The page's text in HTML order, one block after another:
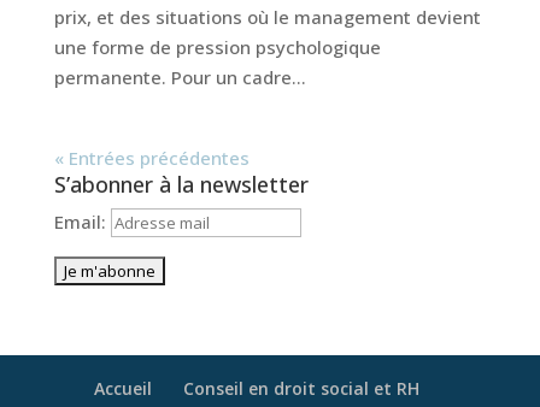
prix, et des situations où le management devient
une forme de pression psychologique
permanente. Pour un cadre...
« Entrées précédentes
S’abonner à la newsletter
Email:
Accueil
Conseil en droit social et RH